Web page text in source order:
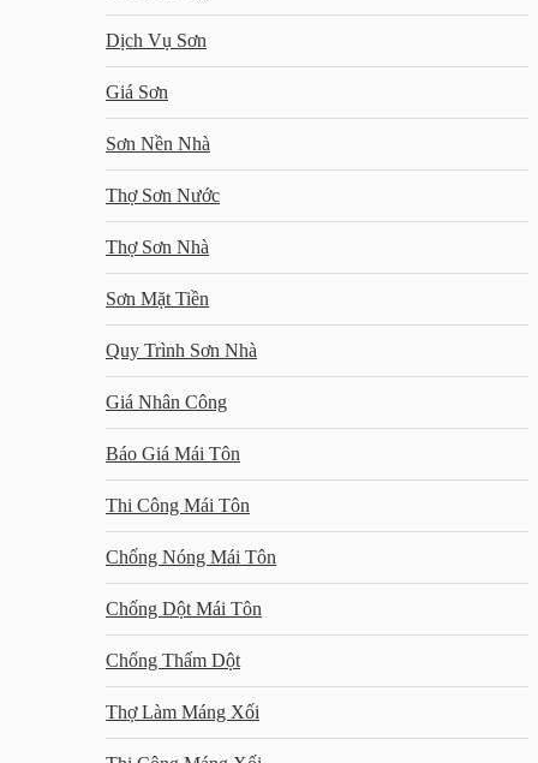
Dịch Vụ Sơn
Giá Sơn
Sơn Nền Nhà
Thợ Sơn Nước
Thợ Sơn Nhà
Sơn Mặt Tiền
Quy Trình Sơn Nhà
Giá Nhân Công
Báo Giá Mái Tôn
Thi Công Mái Tôn
Chống Nóng Mái Tôn
Chống Dột Mái Tôn
Chống Thấm Dột
Thợ Làm Máng Xối